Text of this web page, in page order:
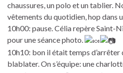
chaussures, un polo et un tablier.
vêtements du quotidien, hop dans
10h00: pause. Célia repère Saint-
pour une séance photo.
10h10: bon il était temps d’arrêter
blablater. On s’équipe: une